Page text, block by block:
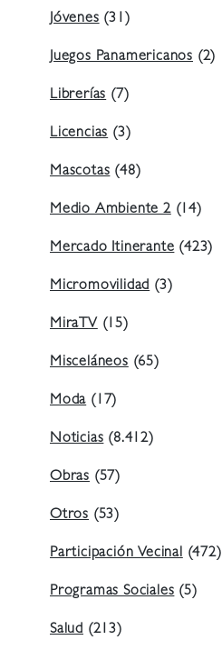
Jóvenes(31)
Juegos Panamericanos (2)
Librerías(7)
Licencias(3)
Mascotas(48)
Medio Ambiente 2(14)
Mercado Itinerante(423)
Micromovilidad(3)
MiraTV(15)
Misceláneos(65)
Moda(17)
Noticias(8.412)
Obras (57)
Otros (53)
Participación Vecinal(472)
Programas Sociales(5)
Salud (213)